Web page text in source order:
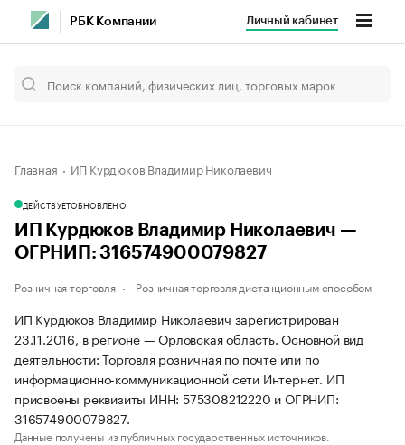
РБК Компании Личный кабинет
Главная ИП Курдюков Владимир Николаевич
ДЕЙСТВУЕТОБНОВЛЕНО
ИП Курдюков Владимир Николаевич —
ОГРНИП: 316574900079827
Розничная торговля Розничная торговля дистанционным способом
ИП Курдюков Владимир Николаевич зарегистрирован
23.11.2016, в регионе — Орловская область. Основной вид
деятельности: Торговля розничная по почте или по
информационно-коммуникационной сети Интернет. ИП
присвоены реквизиты ИНН: 575308212220 и ОГРНИП:
316574900079827.
Данные получены из публичных государственных источников.